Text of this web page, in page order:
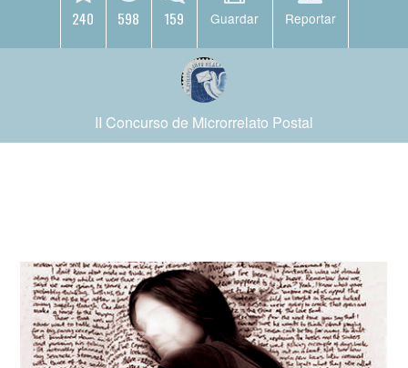
240 598 159 Guardar Reportar
II Concurso de Microrrelato Postal